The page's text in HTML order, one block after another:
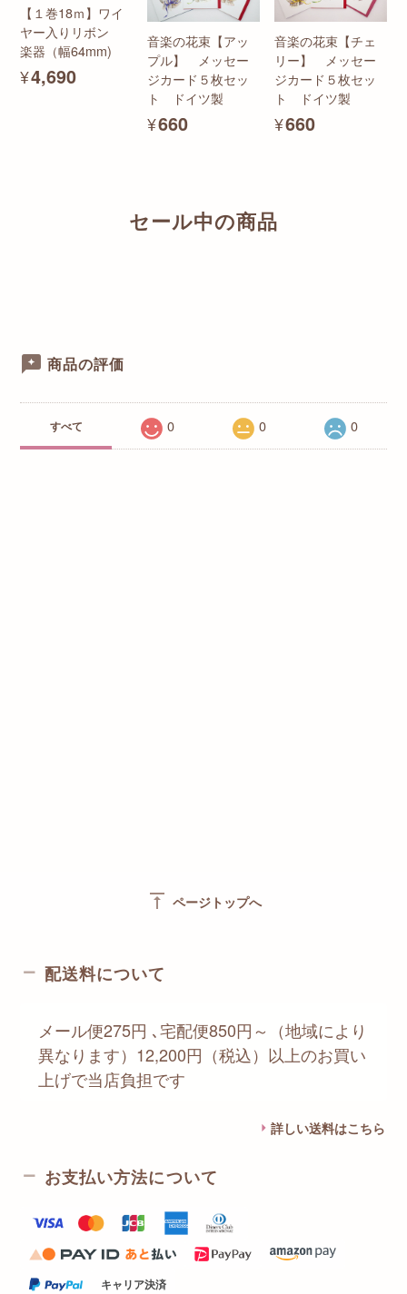
【１巻18ｍ】ワイ
ヤー入りリボン
楽器（幅64mm)
¥4,690
音楽の花束【アッ
プル】 メッセー
ジカード５枚セッ
ト ドイツ製
¥660
音楽の花束【チェ
リー】 メッセー
ジカード５枚セッ
ト ドイツ製
¥660
セール中の商品
商品の評価
すべて 0 0 0
vertical_align_top ページトップへ
配送料について
メール便275円 ､宅配便850円～（地域により
異なります）12,200円（税込）以上のお買い
上げで当店負担です
詳しい送料はこちら
お支払い方法について
キャリア決済